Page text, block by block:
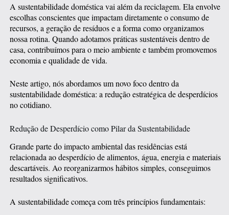
A sustentabilidade doméstica vai além da reciclagem. Ela envolve
escolhas conscientes que impactam diretamente o consumo de
recursos, a geração de resíduos e a forma como organizamos
nossa rotina. Quando adotamos práticas sustentáveis dentro de
casa, contribuímos para o meio ambiente e também promovemos
economia e qualidade de vida.
Neste artigo, nós abordamos um novo foco dentro da
sustentabilidade doméstica: a redução estratégica de desperdícios
no cotidiano.
Redução de Desperdício como Pilar da Sustentabilidade
Grande parte do impacto ambiental das residências está
relacionada ao desperdício de alimentos, água, energia e materiais
descartáveis. Ao reorganizarmos hábitos simples, conseguimos
resultados significativos.
A sustentabilidade começa com três princípios fundamentais: